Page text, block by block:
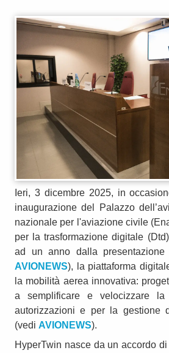
Ieri, 3 dicembre 2025, in
inaugurazione del Palazzo
nazionale per l'aviazione civile
per la trasformazione digitale
ad un anno dalla
AVIONEWS), la piattaforma
la mobilità aerea innovativa:
a semplificare e velocizzare
autorizzazioni e per la gestione
(vedi AVIONEWS).
HyperTwin nasce da un accordo